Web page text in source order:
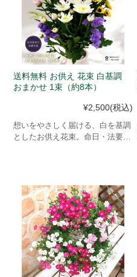
送料無料 お供え 花束 白基調
おまかせ 1束（約8本）
¥2,500(税込)
想いをやさしく届ける、白を基調
としたお供え花束。命日・法要・